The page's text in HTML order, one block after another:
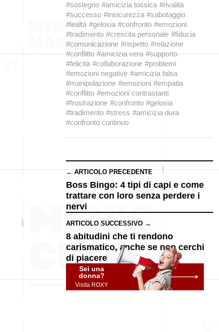
#sostegno #amicizia tossica #rivalità
#successo #insicurezza #sabotaggio
#lealtà #gelosia #confronto #emozioni
#tradimento #crescita personale #fiducia
#comunicazione #rispetto #relazione
#conflitto #amicizia vera #supporto
#felicità #collaborazione #problemi
#emozioni negative #amicizia falsa
#manipolazione #emozioni #empatia
#conflitto #emozioni contrastanti
#frustrazione #confronto #gelosia
#tradimento #stress #amicizia dura
#confronto continuo
← ARTICOLO PRECEDENTE
Boss Bingo: 4 tipi di capi e come
trattare con loro senza perdere i
nervi
ARTICOLO SUCCESSIVO →
8 abitudini che ti rendono
carismatico, anche se non cerchi
di piacere
Sei una
donna?
Visita ROXY